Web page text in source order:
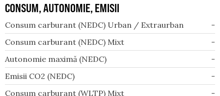
CONSUM, AUTONOMIE, EMISII
Consum carburant (NEDC) Urban / Extraurban
-
Consum carburant (NEDC) Mixt
-
Autonomie maximă (NEDC)
-
Emisii CO2 (NEDC)
-
Consum carburant (WLTP) Mixt
-